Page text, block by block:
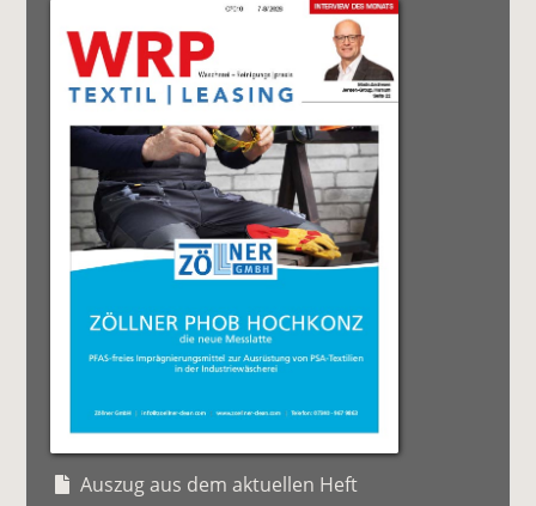
Auszug aus dem aktuellen Heft